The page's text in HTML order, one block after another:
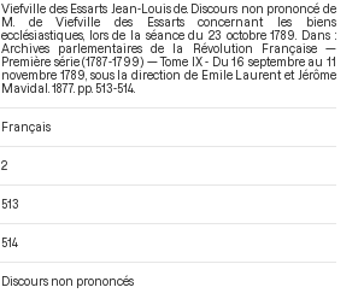
Viefville des Essarts Jean-Louis de. Discours non prononcé de
M. de Viefville des Essarts concernant les biens
ecclésiastiques, lors de la séance du 23 octobre 1789. Dans :
Archives parlementaires de la Révolution Française —
Première série (1787-1799) — Tome IX - Du 16 septembre au 11
novembre 1789 , sous la direction de Emile Laurent et Jérôme
Mavidal. 1877. pp. 513-514.
Français
2
513
514
Discours non prononcés